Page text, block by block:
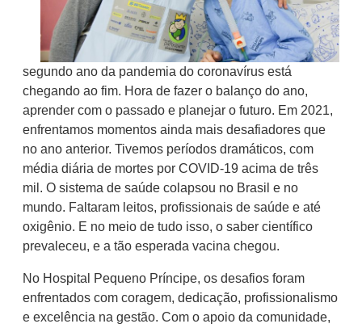
segundo ano da pandemia do coronavírus está
chegando ao fim. Hora de fazer o balanço do ano,
aprender com o passado e planejar o futuro. Em 2021,
enfrentamos momentos ainda mais desafiadores que
no ano anterior. Tivemos períodos dramáticos, com
média diária de mortes por COVID-19 acima de três
mil. O sistema de saúde colapsou no Brasil e no
mundo. Faltaram leitos, profissionais de saúde e até
oxigênio. E no meio de tudo isso, o saber científico
prevaleceu, e a tão esperada vacina chegou.
No Hospital Pequeno Príncipe, os desafios foram
enfrentados com coragem, dedicação, profissionalismo
e excelência na gestão. Com o apoio da comunidade,